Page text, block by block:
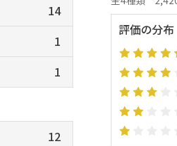
評価の分布
14
1
1
12